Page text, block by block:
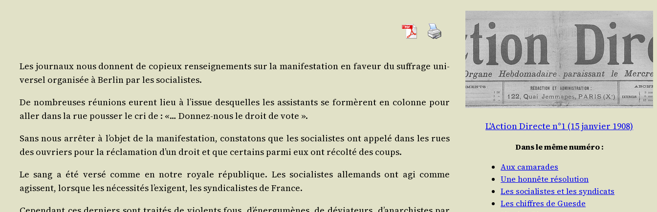
Les jour­naux nous donnent de copieux ren­sei­gne­ments sur la mani­fes­ta­tion en faveur du suf­frage uni­
ver­sel orga­ni­sée à Ber­lin par les socialistes.
De nom­breuses réunions eurent lieu à l’is­sue des­quelles les assis­tants se for­mèrent en colonne pour
aller dans la rue pous­ser le cri de : «… Don­nez-nous le droit de vote ».
Sans nous arrê­ter à l’ob­jet de la mani­fes­ta­tion, consta­tons que les socia­listes ont appe­lé dans les rues
des ouvriers pour la récla­ma­tion d’un droit et que cer­tains par­mi eux ont récol­té des coups.
Le sang a été ver­sé comme en notre royale répu­blique. Les socia­listes alle­mands ont agi comme
agissent, lorsque les néces­si­tés l’exigent, les syn­di­ca­listes de France.
L'Action Directe n°1 (15 janvier 1908)
Dans le même numéro :
Aux camarades
Une honnête résolution
Les socialistes et les syndicats
Les chiffres de Guesde